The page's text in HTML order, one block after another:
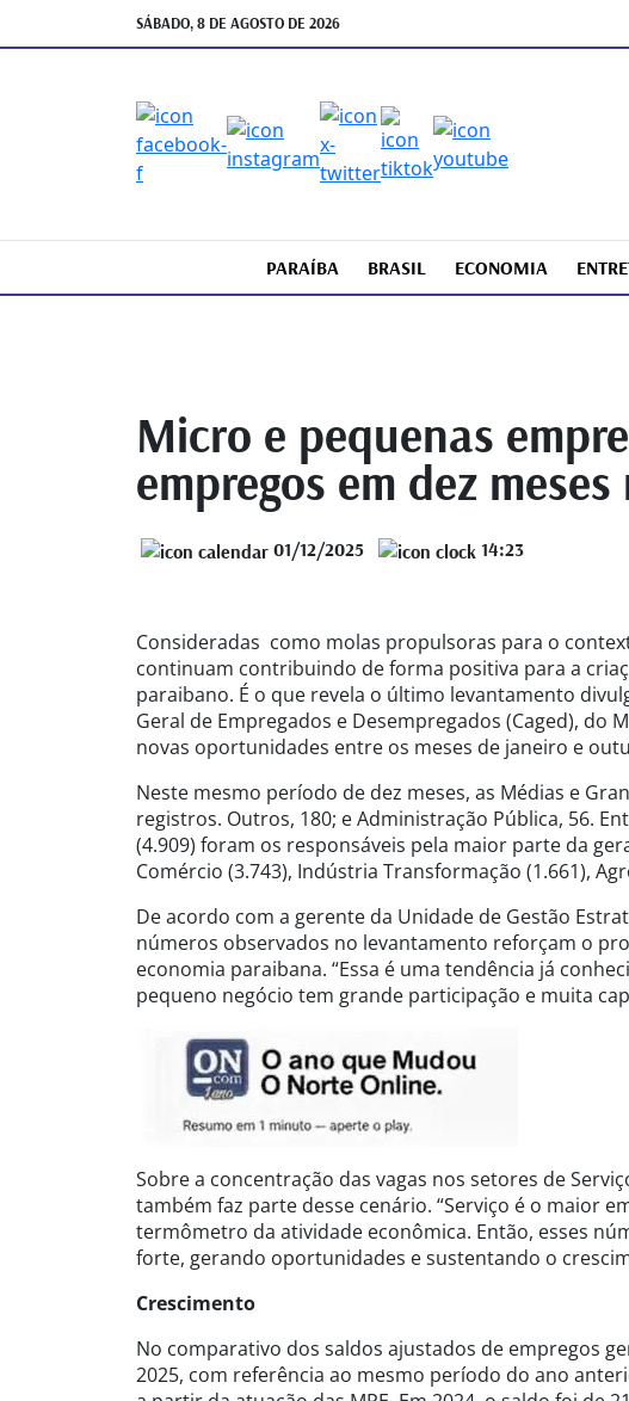
SÁBADO, 8 DE AGOSTO DE 2026
PARAÍBA BRASIL ECONOMIA
Micro e pequenas
empregos em dez
01/12/2025 14:23
Consideradas como molas propulsoras para o
continuam contribuindo de forma positiva para a
paraibano. É o que revela o último levantamento
Geral de Empregados e Desempregados (Caged), do
novas oportunidades entre os meses de janeiro e
Neste mesmo período de dez meses, as Médias e
registros. Outros, 180; e Administração Pública, 56.
(4.909) foram os responsáveis pela maior parte da
Comércio (3.743), Indústria Transformação (1.661),
De acordo com a gerente da Unidade de Gestão
números observados no levantamento reforçam o
economia paraibana. “Essa é uma tendência já
pequeno negócio tem grande participação e muita
Sobre a concentração das vagas nos setores de
também faz parte desse cenário. “Serviço é o maior
termômetro da atividade econômica. Então, esses
forte, gerando oportunidades e sustentando o
Crescimento
No comparativo dos saldos ajustados de empregos
2025, com referência ao mesmo período do ano